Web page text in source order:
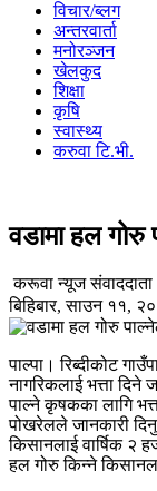
विचार/ब्लग
अन्तरवार्ता
मनोरञ्जन
खेलकुद
शिक्षा
कृषि
स्वास्थ्य
करुवा टि.भी.
वडामा हल गोरु
करूवा न्यूज संवाददाता
बिहिबार, साउन ११,
पाल्पा। रिब्दीकोट
नागरिकलाई भत्ता
पाल्ने कृषकका लागि
पोखरेलले जानकारी
किसानलाई वार्षिक २
हल गोरु किन्ने